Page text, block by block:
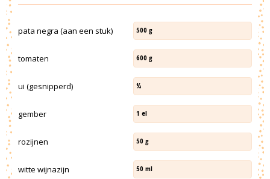
pata negra (aan een stuk) 500 g
tomaten 600 g
ui (gesnipperd) ½
gember 1 el
rozijnen 50 g
witte wijnazijn 50 ml